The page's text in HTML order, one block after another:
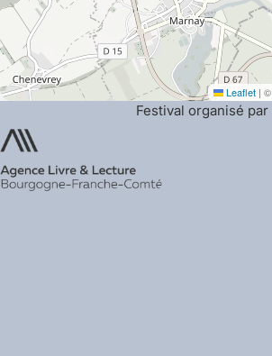
Leaflet | ©
Festival organisé par